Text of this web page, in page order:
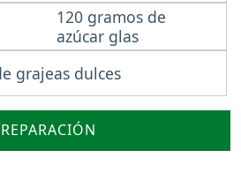
120 gramos de
azúcar glas
grajeas dulces